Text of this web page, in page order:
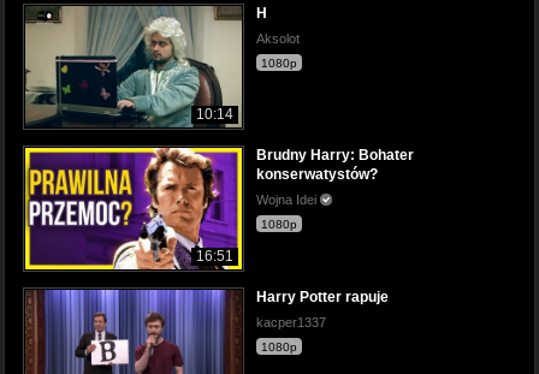
10:14
H
Aksolot
1080p
16:51
Brudny Harry: Bohater
konserwatystów?
Wojna Idei
1080p
Harry Potter rapuje
kacper1337
1080p